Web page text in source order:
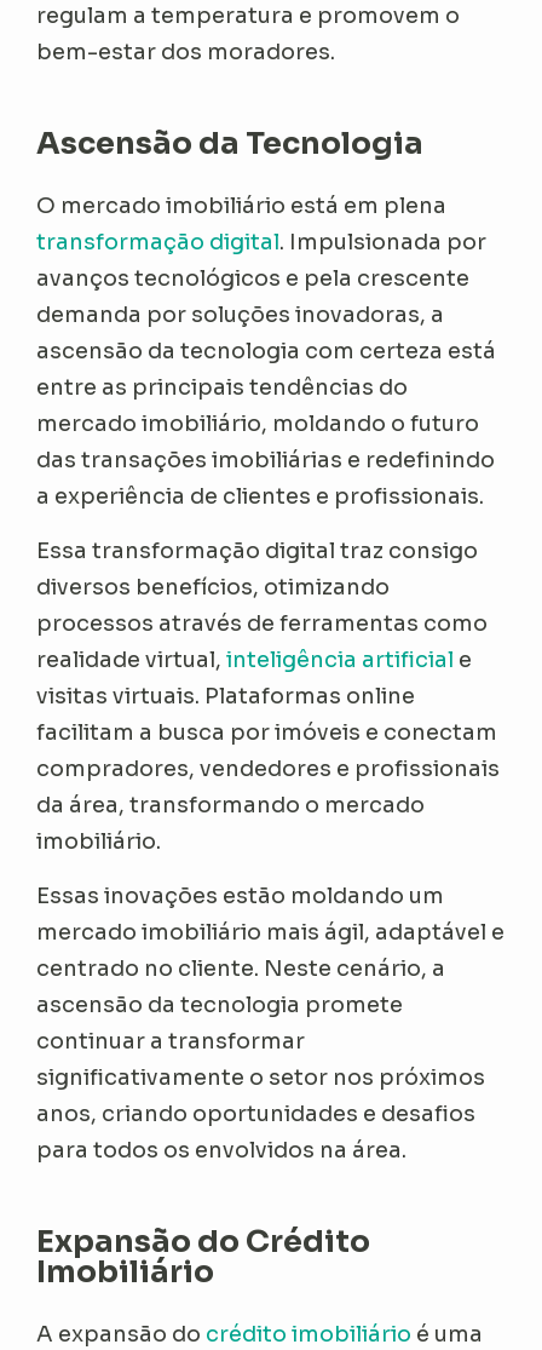
regulam a temperatura e promovem o
bem-estar dos moradores.
Ascensão da Tecnologia
O mercado imobiliário está em plena
transformação digital. Impulsionada por
avanços tecnológicos e pela crescente
demanda por soluções inovadoras, a
ascensão da tecnologia com certeza está
entre as principais tendências do
mercado imobiliário, moldando o futuro
das transações imobiliárias e redefinindo
a experiência de clientes e profissionais.
Essa transformação digital traz consigo
diversos benefícios, otimizando
processos através de ferramentas como
realidade virtual,inteligência artificial e
visitas virtuais. Plataformas online
facilitam a busca por imóveis e conectam
compradores, vendedores e profissionais
da área, transformando o mercado
imobiliário.
Essas inovações estão moldando um
mercado imobiliário mais ágil, adaptável e
centrado no cliente. Neste cenário, a
ascensão da tecnologia promete
continuar a transformar
significativamente o setor nos próximos
anos, criando oportunidades e desafios
para todos os envolvidos na área.
Expansão do Crédito
Imobiliário
A expansão do crédito imobiliário é uma